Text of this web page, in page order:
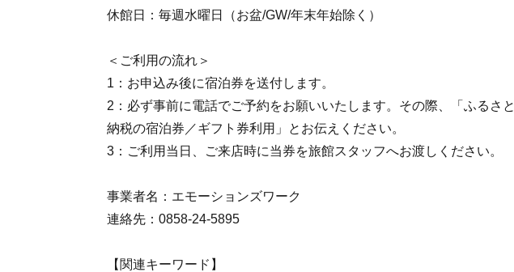
休館日：毎週水曜日（お盆/GW/年末年始除く）
＜ご利用の流れ＞
1：お申込み後に宿泊券を送付します。
2：必ず事前に電話でご予約をお願いいたします。その際、「ふるさと
納税の宿泊券／ギフト券利用」とお伝えください。
3：ご利用当日、ご来店時に当券を旅館スタッフへお渡しください。
事業者名：エモーションズワーク
連絡先：0858-24-5895
【関連キーワード】